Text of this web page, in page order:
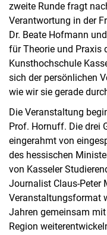
zweite Runde fragt
Verantwortung in der
Dr. Beate Hofmann
für Theorie und Praxis
Kunsthochschule
sich der persönlichen
wie wir sie gerade
Die Veranstaltung
Prof. Hornuff. Die drei
eingerahmt von
des hessischen
von Kasseler
Journalist Claus-Peter
Veranstaltungsformat
Jahren gemeinsam
Region